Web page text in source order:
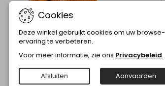
Cookies
Deze winkel gebruikt cookies om uw browse-
ervaring te verbeteren.
Voor meer informatie, zie ons Privacybeleid.
Afsluiten Aanvaarden